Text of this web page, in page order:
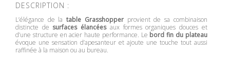
DESCRIPTION :
L’élégance de latable Grasshopperprovient de sa combinaison
distincte de surfaces élancéesaux formes organiques douces et
d’une structure en acier haute performance. Le bord fin du plateau
évoque une sensation d’apesanteur et ajoute une touche tout aussi
raffinée à la maison ou au bureau.